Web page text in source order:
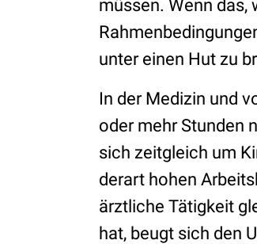
müssen. Wenn das,
unter einen Hut zu
In der Medizin und
oder mehr Stunden
sich zeitgleich um
derart hohen
ärztliche Tätigkeit
hat, beugt sich den